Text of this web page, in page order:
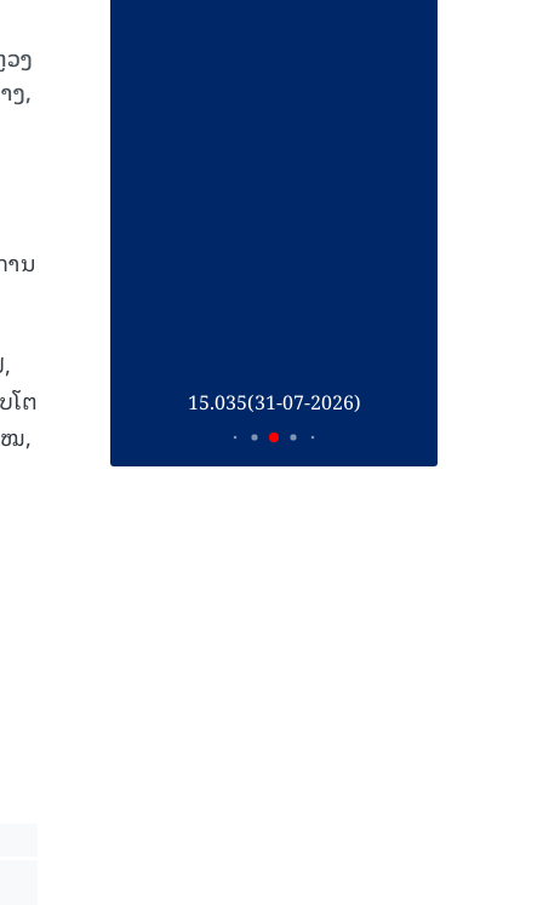
ງ
ງ,
ນ
ໂຕ
ໝ,
15.035(31-07-2026)